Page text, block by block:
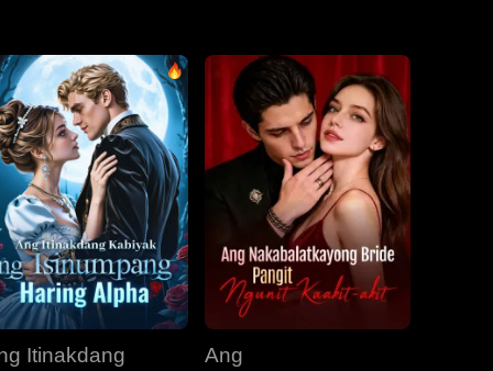
EP 34 EP 35 EP 36
EP 37 EP 38 EP 39
Itinakdang
Ang